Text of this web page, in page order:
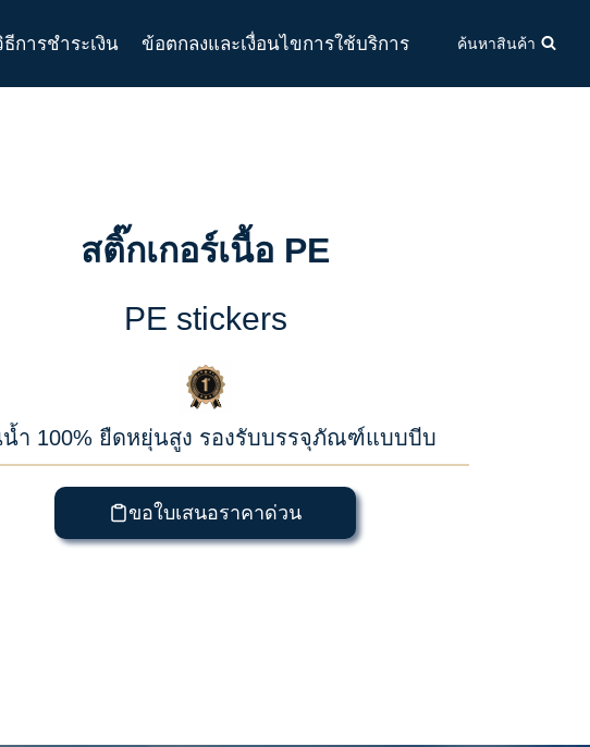
ธีการชำระเงิน ข้อตกลงและเงื่อนไขการใช้บริการ ค้นหาสินค้า
สติ๊กเกอร์เนื้อ PE
PE stickers
ำ 100% ยืดหยุ่นสูง รองรับบรรจุภัณฑ์แบบบีบ
ขอใบเสนอราคาด่วน